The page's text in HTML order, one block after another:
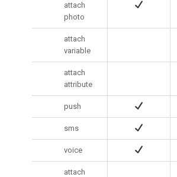
attach
photo
attach
variable
attach
attribute
push
sms
voice
attach